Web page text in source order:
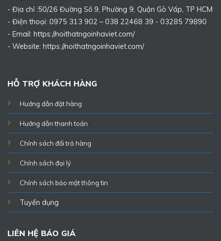
- Địa chỉ :50/26 Đường Số 9, Phường 9, Quận Gò Vấp, TP HCM
- Điện thoại: 0975 313 902 – 038 22468 39 - 03285 79890
- Email: https://noithatngoinhaviet.com/
- Website: https://noithatngoinhaviet.com/
HỖ TRỢ KHÁCH HÀNG
Hướng dẫn đặt hàng
Hướng dẫn thanh toán
Chính sách đổi trả hàng
Chính sách đại lý
Chính sách bảo mật thông tin
Tuyển dụng
LIÊN HỆ BÁO GIÁ